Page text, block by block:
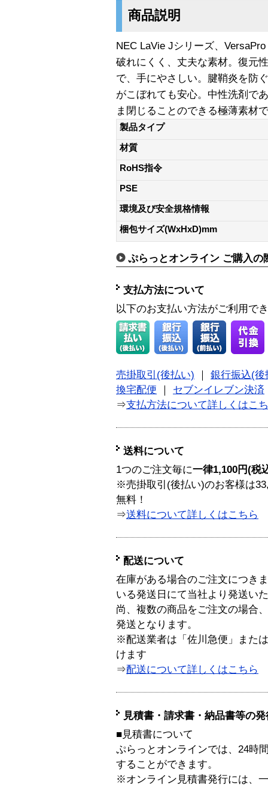
商品説明
NEC LaVie Jシリーズ、
破れにくく、丈夫な素材。復元
で、手にやさしい。腱鞘炎を防
がこぼれても安心。中性洗剤で
ま閉じることのできる極薄素材
製品タイプ
材質
RoHS指令
PSE
環境及び安全規格情報
梱包サイズ(WxHxD)mm
ぷらっとオンライン ご購入の
支払方法について
以下のお支払い方法がご利用で
売掛取引(後払い)
銀行振込(後
換宅配便
セブンイレブン決済
⇒支払方法について詳しくはこ
送料について
1つのご注文毎に一律1,100円(税
※売掛取引(後払い)のお客様は
無料！
⇒送料について詳しくはこちら
配送について
在庫がある場合のご注文につき
いる発送日にて当社より発送い
尚、複数の商品をご注文の場合
発送となります。
※配送業者は「佐川急便」また
けます
⇒配送について詳しくはこちら
見積書・請求書・納品書等の
■見積書について
ぷらっとオンラインでは、24時
することができます。
※オンライン見積書発行には、